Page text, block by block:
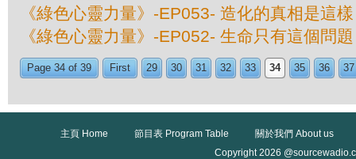
《綠色心靈力量》-EP053- 造化的真相是這樣
《綠色心靈力量》-EP052- 生命只有這個問題
Page 34 of 39 First 29 30 31 32 33 34 35 36 37
主頁 Home 節目表 Program Table
關於我們 About us
Copyright 2026